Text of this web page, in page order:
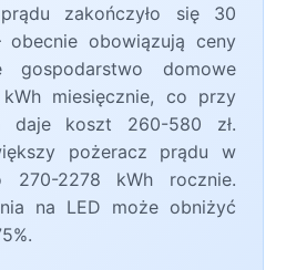
zakończyło się 30
obowiązują ceny
gospodarstwo domowe
miesięcznie, co przy
daje koszt 260-580 zł.
pożeracz prądu w
2278 kWh rocznie.
na LED może obniżyć